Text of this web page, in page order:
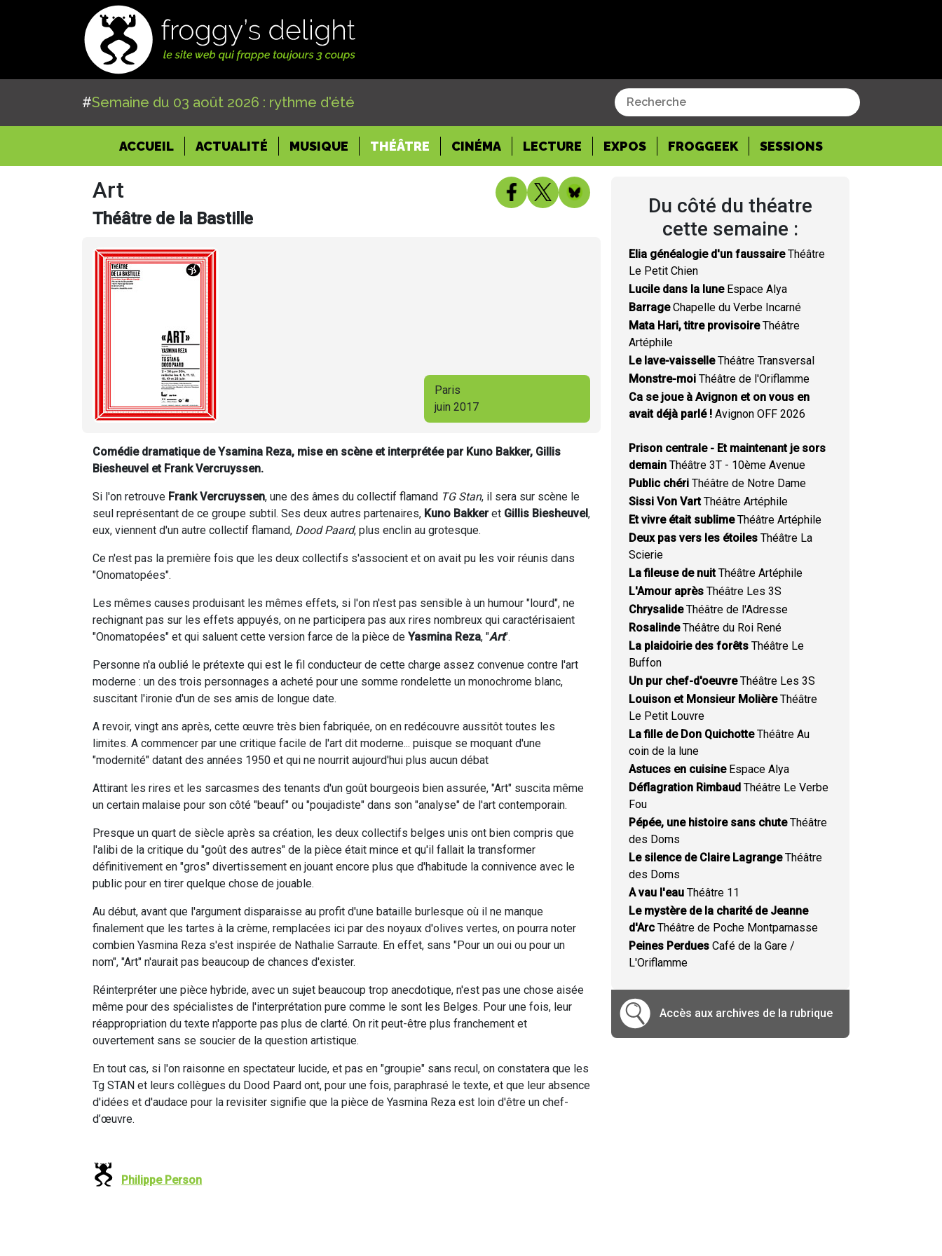
#Semaine du 03 août 2026 : rythme d'été
ACCUEIL(CURRENT)
ACTUALITÉ MUSIQUE THÉÂTRE CINÉMA LECTURE EXPOS FROGGEEK SESSIONS
Art
Théâtre de la Bastille
Paris
juin 2017
Comédie dramatique de Ysamina Reza, mise en scène et interprétée par Kuno Bakker, Gillis
Biesheuvel et Frank Vercruyssen.
Si l'on retrouve Frank Vercruyssen, une des âmes du collectif flamand TG Stan, il sera sur scène le
seul représentant de ce groupe subtil. Ses deux autres partenaires, Kuno Bakkeret Gillis Biesheuvel,
eux, viennent d'un autre collectif flamand, Dood Paard, plus enclin au grotesque.
Ce n'est pas la première fois que les deux collectifs s'associent et on avait pu les voir réunis dans
"Onomatopées".
Les mêmes causes produisant les mêmes effets, si l'on n'est pas sensible à un humour "lourd", ne
rechignant pas sur les effets appuyés, on ne participera pas aux rires nombreux qui caractérisaient
"Onomatopées" et qui saluent cette version farce de la pièce de Yasmina Reza, "Art".
Personne n'a oublié le prétexte qui est le fil conducteur de cette charge assez convenue contre l'art
moderne : un des trois personnages a acheté pour une somme rondelette un monochrome blanc,
suscitant l'ironie d'un de ses amis de longue date.
A revoir, vingt ans après, cette œuvre très bien fabriquée, on en redécouvre aussitôt toutes les
limites. A commencer par une critique facile de l'art dit moderne... puisque se moquant d'une
"modernité" datant des années 1950 et qui ne nourrit aujourd'hui plus aucun débat
Attirant les rires et les sarcasmes des tenants d'un goût bourgeois bien assurée, "Art" suscita même
un certain malaise pour son côté "beauf" ou "poujadiste" dans son "analyse" de l'art contemporain.
Presque un quart de siècle après sa création, les deux collectifs belges unis ont bien compris que
l'alibi de la critique du "goût des autres" de la pièce était mince et qu'il fallait la transformer
définitivement en "gros" divertissement en jouant encore plus que d'habitude la connivence avec le
public pour en tirer quelque chose de jouable.
Au début, avant que l'argument disparaisse au profit d'une bataille burlesque où il ne manque
finalement que les tartes à la crème, remplacées ici par des noyaux d'olives vertes, on pourra noter
combien Yasmina Reza s'est inspirée de Nathalie Sarraute. En effet, sans "Pour un oui ou pour un
nom", "Art" n'aurait pas beaucoup de chances d'exister.
Réinterpréter une pièce hybride, avec un sujet beaucoup trop anecdotique, n'est pas une chose aisée
même pour des spécialistes de l'interprétation pure comme le sont les Belges. Pour une fois, leur
réappropriation du texte n'apporte pas plus de clarté. On rit peut-être plus franchement et
ouvertement sans se soucier de la question artistique.
En tout cas, si l'on raisonne en spectateur lucide, et pas en "groupie" sans recul, on constatera que les
Tg STAN et leurs collègues du Dood Paard ont, pour une fois, paraphrasé le texte, et que leur absence
d'idées et d'audace pour la revisiter signifie que la pièce de Yasmina Reza est loin d'être un chef-
d’œuvre.
Philippe Person
Du côté du théatre
cette semaine :
Elia généalogie d'un faussaireThéâtre
Le Petit Chien
Lucile dans la luneEspace Alya
BarrageChapelle du Verbe Incarné
Mata Hari, titre provisoireThéâtre
Artéphile
Le lave-vaisselleThéâtre Transversal
Monstre-moi Théâtre de l'Oriflamme
Ca se joue à Avignon et on vous en
avait déjà parlé ! Avignon OFF 2026
Prison centrale - Et maintenant je sors
demain Théâtre 3T - 10ème Avenue
Public chéri Théâtre de Notre Dame
Sissi Von VartThéâtre Artéphile
Et vivre était sublimeThéâtre Artéphile
Deux pas vers les étoiles Théâtre La
Scierie
La fileuse de nuitThéâtre Artéphile
L'Amour après Théâtre Les 3S
ChrysalideThéâtre de l'Adresse
RosalindeThéâtre du Roi René
La plaidoirie des forêts Théâtre Le
Buffon
Un pur chef-d'oeuvreThéâtre Les 3S
Louison et Monsieur MolièreThéâtre
Le Petit Louvre
La fille de Don QuichotteThéâtre Au
coin de la lune
Astuces en cuisineEspace Alya
Déflagration Rimbaud Théâtre Le Verbe
Fou
Pépée, une histoire sans chuteThéâtre
des Doms
Le silence de Claire LagrangeThéâtre
des Doms
A vau l'eau Théâtre 11
Le mystère de la charité de Jeanne
d'Arc Théâtre de Poche Montparnasse
Peines Perdues Café de la Gare /
L'Oriflamme
Accès aux archives de la rubrique